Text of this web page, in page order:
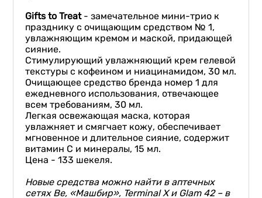
Gifts toTreat- замечательное мини-трио к
празднику с очищающим средством № 1,
увлажняющим кремом и маской, придающей
сияние.
Стимулирующий увлажняющий крем гелевой
текстуры с кофеином и ниацинамидом, 30 мл.
Очищающее средство бренда номер 1 для
ежедневного использования, отвечающее
всем требованиям, 30 мл.
Легкая освежающая маска, которая
увлажняет и смягчает кожу, обеспечивает
мгновенное и длительное сияние, содержит
витамин С и минералы, 15 мл.
Цена - 133 шекеля.
Новые средства можно найти в аптечных
сетях Be, «Машбир», TerminalX и Glam42 – в